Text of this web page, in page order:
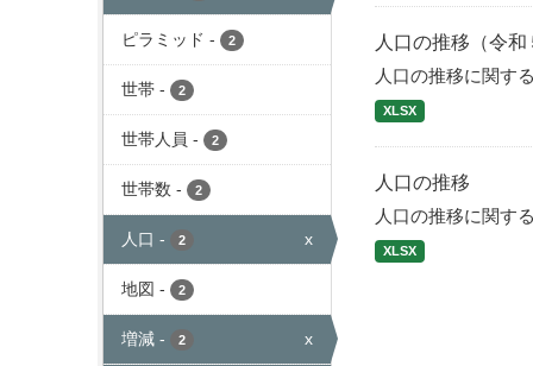
ピラミッド - 2
世帯 - 2
世帯人員 - 2
世帯数 - 2
人口 - 2 x
地図 - 2
増減 - 2 x
人口の推移（令和
人口の推移に関す
XLSX
人口の推移
人口の推移に関す
XLSX